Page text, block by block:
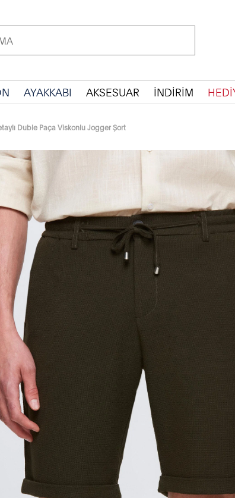
AYAKKABI AKSESUAR İNDİRİM
Duble Paça Viskonlu Jogger Şort